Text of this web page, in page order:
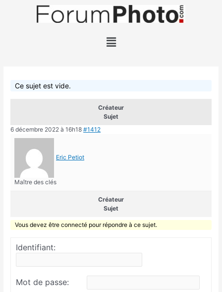
Ce sujet est vide.
Créateur
Sujet
6 décembre 2022 à 16h18 #1412
Eric Petiot
Maître des clés
Créateur
Sujet
Vous devez être connecté pour répondre à ce sujet.
Identifiant:
Mot de passe: